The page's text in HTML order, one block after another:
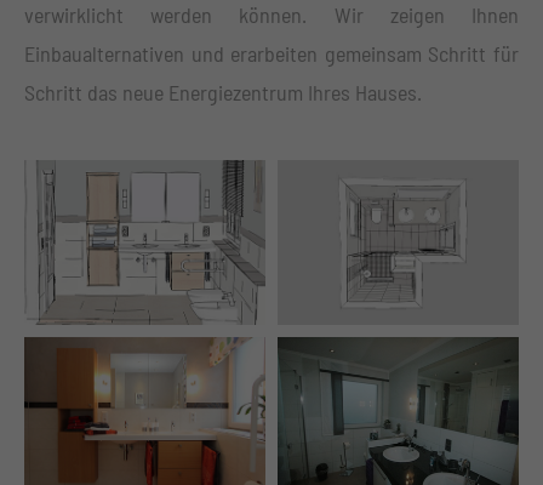
verwirklicht werden können. Wir zeigen Ihnen
Einbaualternativen und erarbeiten gemeinsam Schritt für
Schritt das neue Energiezentrum Ihres Hauses.